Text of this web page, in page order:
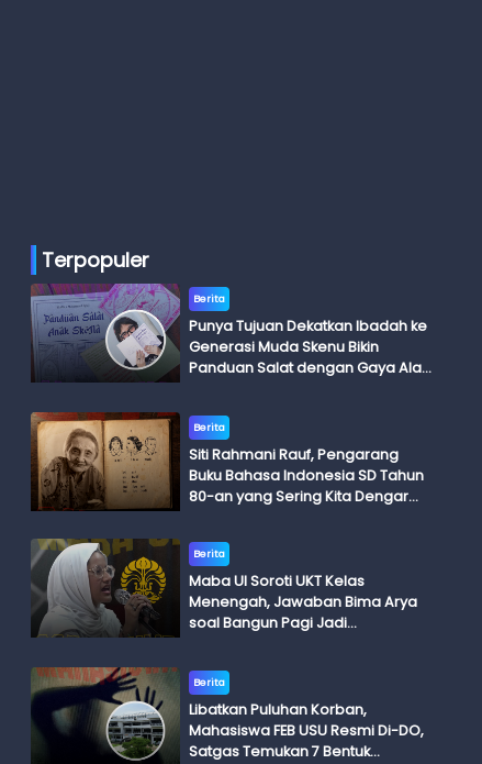
Terpopuler
Berita
Punya Tujuan Dekatkan Ibadah ke
Generasi Muda Skenu Bikin
Panduan Salat dengan Gaya Ala
Berita
Siti Rahmani Rauf, Pengarang
Buku Bahasa Indonesia SD Tahun
80-an yang Sering Kita Dengar
Adik Budi
Berita
Maba UI Soroti UKT Kelas
Menengah, Jawaban Bima Arya
soal Bangun Pagi Jadi
Berita
Libatkan Puluhan Korban,
Mahasiswa FEB USU Resmi Di-DO,
Satgas Temukan 7 Bentuk